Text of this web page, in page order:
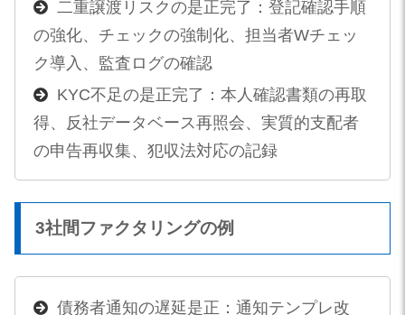
二重譲渡リスクの是正完了：登記確認手順
の強化、チェックの強制化、担当者Wチェッ
ク導入、監査ログの確認
KYC不足の是正完了：本人確認書類の再取
得、反社データベース再照会、実質的支配者
の申告再収集、犯収法対応の記録
3社間ファクタリングの例
債務者通知の遅延是正：通知テンプレ改